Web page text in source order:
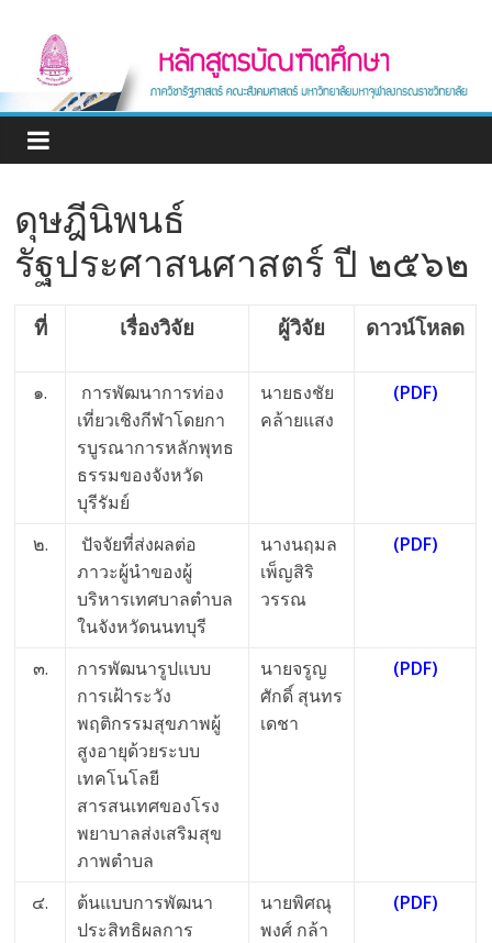
contentหลักสูตร
บัณฑิต
ศึกษา
ภาค
วิชา
รัฐศาสตร์
Graduate
program
Department
ดุษฎีนิพนธ์
รัฐประศาสนศาสตร์ ปี ๒๕๖๒
ที่ เรื่องวิจัย ผู้วิจัย ดาวน์โหลด
๑.
การพัฒนาการท่อง
เที่ยวเชิงกีฬาโดยกา
รบูรณาการหลักพุทธ
ธรรมของจังหวัด
บุรีรัมย์
นายธงชัย
คล้ายแสง
(PDF)
๒.
ปัจจัยที่ส่งผลต่อ
ภาวะผู้นำของผู้
บริหารเทศบาลตำบล
ในจังหวัดนนทบุรี
นางนฤมล
เพ็ญสิริ
วรรณ
(PDF)
๓.
การพัฒนารูปแบบ
การเฝ้าระวัง
พฤติกรรมสุขภาพผู้
สูงอายุด้วยระบบ
เทคโนโลยี
สารสนเทศของโรง
พยาบาลส่งเสริมสุข
ภาพตำบล
นายจรูญ
ศักดิ์ สุนทร
เดชา
(PDF)
๔.
ต้นแบบการพัฒนา
ประสิทธิผลการ
นายพิศณุ
พงศ์ กล้า
(PDF)